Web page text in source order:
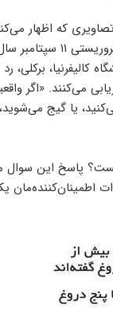
که اظهار
برکلی،
می‌کنند. «اگر
یا گیج می‌شوید،
چیست؟ پاسخ این
اطمینان‌کننده‌مان